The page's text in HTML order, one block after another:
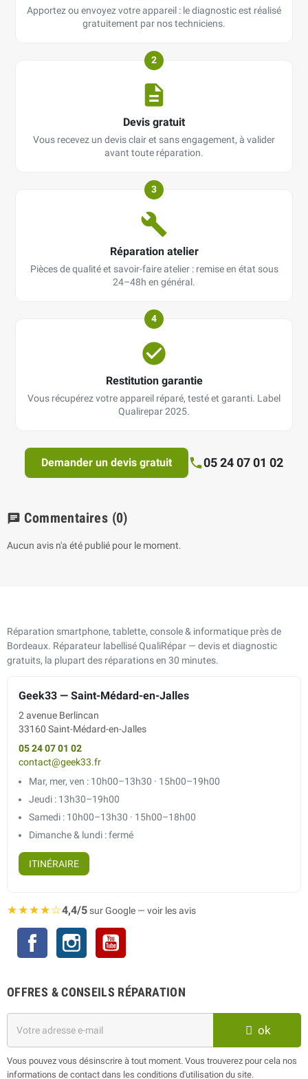
Apportez ou envoyez votre appareil : le diagnostic est réalisé
gratuitement par nos techniciens.
2
Devis gratuit
Vous recevez un devis clair et sans engagement, à valider
avant toute réparation.
3
Réparation atelier
Pièces de qualité et savoir-faire atelier : remise en état sous
24–48h en général.
4
Restitution garantie
Vous récupérez votre appareil réparé, testé et garanti. Label
Qualirepar 2025.
Demander un devis gratuit 05 24 07 01 02
chat Commentaires (0)
Aucun avis n'a été publié pour le moment.
Réparation smartphone, tablette, console & informatique près de
Bordeaux. Réparateur labellisé QualiRépar — devis et diagnostic
gratuits, la plupart des réparations en 30 minutes.
Geek33 — Saint-Médard-en-Jalles
2 avenue Berlincan
33160 Saint-Médard-en-Jalles
05 24 07 01 02
contact@geek33.fr
Mar, mer, ven : 10h00–13h30 · 15h00–19h00
Jeudi : 13h30–19h00
Samedi : 10h00–13h30 · 15h00–18h00
Dimanche & lundi : fermé
ITINÉRAIRE
★★★★☆4,4/5sur Google — voir les avis
Facebook Instagram
OFFRES & CONSEILS RÉPARATION
ok
Vous pouvez vous désinscrire à tout moment. Vous trouverez pour cela nos
informations de contact dans les conditions d'utilisation du site.